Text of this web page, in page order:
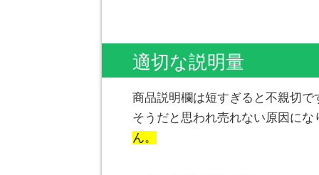
適切な説明量
商品説明欄は短すぎると不親切
そうだと思われ売れない原因にな
ん。